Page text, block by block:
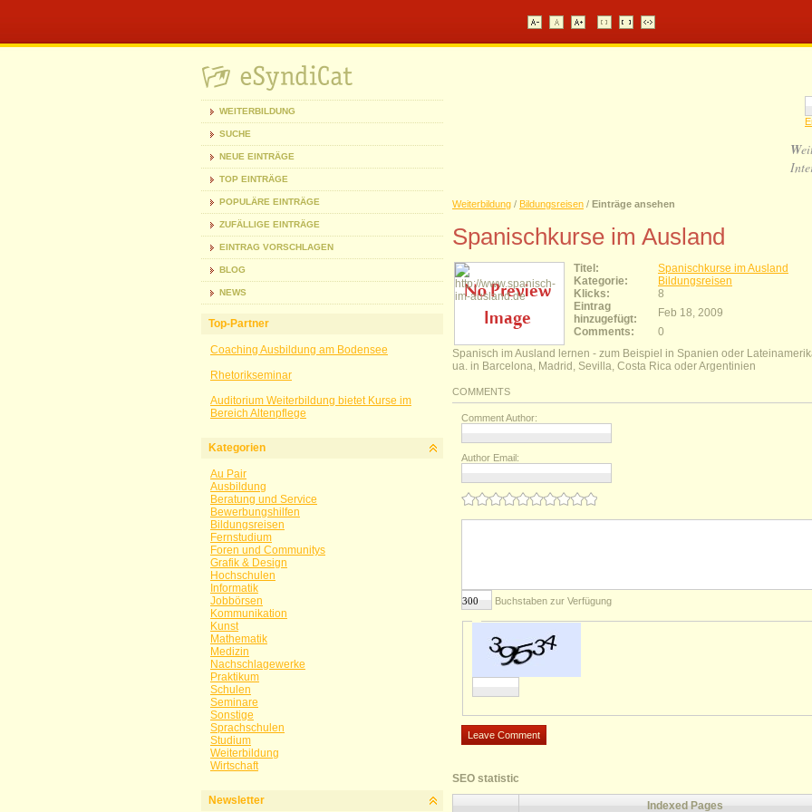
WEITERBILDUNG
SUCHE
NEUE EINTRÄGE
TOP EINTRÄGE
POPULÄRE EINTRÄGE
ZUFÄLLIGE EINTRÄGE
EINTRAG VORSCHLAGEN
BLOG
NEWS
Top-Partner
Coaching Ausbildung am Bodensee
Rhetorikseminar
Auditorium Weiterbildung bietet Kurse im
Bereich Altenpflege
Kategorien
Au Pair
Ausbildung
Beratung und Service
Bewerbungshilfen
Bildungsreisen
Fernstudium
Foren und Communitys
Grafik & Design
Hochschulen
Informatik
Jobbörsen
Kommunikation
Kunst
Mathematik
Medizin
Nachschlagewerke
Praktikum
Schulen
Seminare
Sonstige
Sprachschulen
Studium
Weiterbildung
Wirtschaft
Newsletter
W
Weiterbildung / Bildungsreisen / Einträge ansehen
Spanischkurse im Ausland
Titel:
Spanischkurse im Ausland
Kategorie:
Bildungsreisen
Klicks:
8
Eintrag
hinzugefügt:
Feb 18, 2009
Comments:
0
Spanisch im Ausland lernen - zum Beispiel in Spanien oder
ua. in Barcelona, Madrid, Sevilla, Costa Rica oder Argentinien
COMMENTS
Comment Author:
Author Email:
Buchstaben zur Verfügung
SEO statistic
Indexed Pages